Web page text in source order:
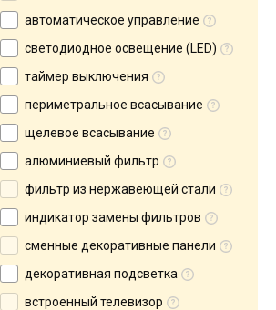
автоматическое управление
светодиодное освещение (LED)
таймер выключения
периметральное всасывание
щелевое всасывание
алюминиевый фильтр
фильтр из нержавеющей стали
индикатор замены фильтров
сменные декоративные панели
декоративная подсветка
встроенный телевизор